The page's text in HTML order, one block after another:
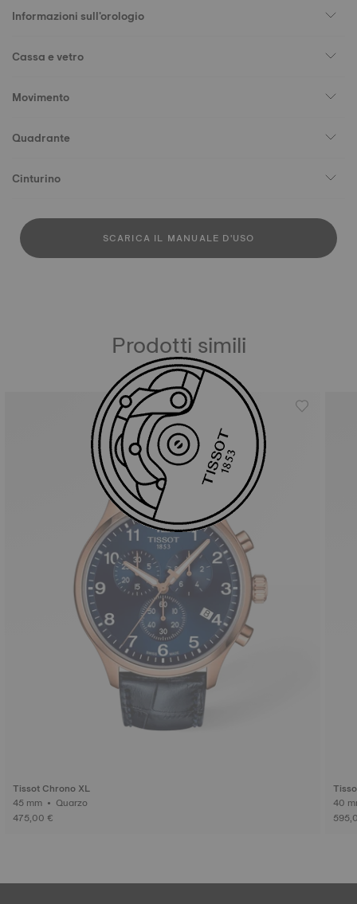
Informazioni sull'orologio
Cassa e vetro
Movimento
Quadrante
Cinturino
SCARICA IL MANUALE D'USO
Prodotti simili
Tissot Chrono XL
45 mm • Quarzo
475,00 €